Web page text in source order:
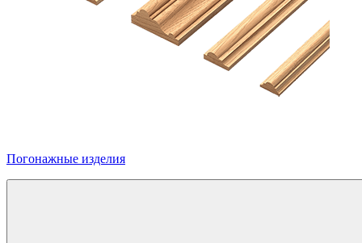
Погонажные изделия